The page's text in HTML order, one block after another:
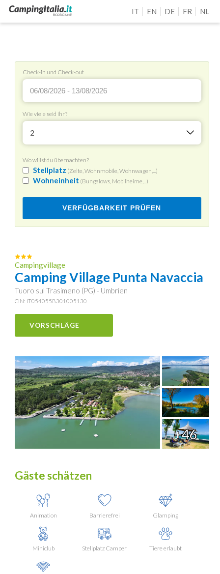
IT EN DE FR NL
Check-in und Check-out
Wie viele seid ihr?
2
Wo willst du übernachten?
Stellplatz (Zelte, Wohnmobile, Wohnwagen,...)
Wohneinheit (Bungalows, Mobilheime,...)
VERFÜGBARKEIT PRÜFEN
Campingvillage
Camping Village Punta Navaccia
Tuoro sul Trasimeno (PG) - Umbrien
CIN: IT054055B301005130
VORSCHLÄGE
+46
Gäste schätzen
Animation Barrierefrei Glamping
Miniclub Stellplatz Camper Tiere erlaubt